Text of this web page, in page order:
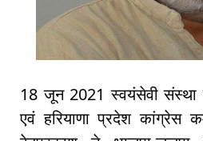
18 जून 2021 स्वयंसेवी संस्था
एवं हरियाणा प्रदेश कांग्रेस